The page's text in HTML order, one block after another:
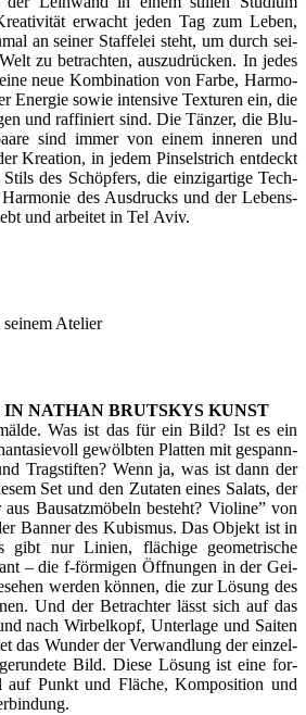
erwacht jeden Tag zum Leben,
an sei­ner Staf­fe­lei steht, um durch sei­
zu betrach­ten, aus­zu­drü­cken. In jedes
neue Kom­bi­na­ti­on von Far­be, Har­mo­
Ener­gie sowie inten­si­ve Tex­tu­ren ein, die
und raf­fi­niert sind. Die Tän­zer, die Blu­
sind immer von einem inne­ren und
Krea­ti­on, in jedem Pin­sel­strich ent­deckt
des Schöp­fers, die ein­zig­ar­ti­ge Tech­
des Aus­drucks und der Lebens­
und arbei­tet in Tel Aviv.
Atelier
NATHAN BRUTSKYS KUNST
Was ist das für ein Bild? Ist es ein
gewölb­ten Plat­ten mit gespann­
Trag­stif­ten? Wenn ja, was ist dann der
Set und den Zuta­ten eines Salats, der
Bau­satz­mö­beln besteht? Vio­li­ne” von
Ban­ner des Kubis­mus. Das Objekt ist in
gibt nur Lini­en, flä­chi­ge geo­me­tri­sche
– die f‑förmigen Öff­nun­gen in der Gei­
wer­den kön­nen, die zur Lösung des
Und der Betrach­ter lässt sich auf das
nach Wir­bel­kopf, Unter­la­ge und Sai­ten
das Wun­der der Ver­wand­lung der ein­zel­
Bild. Die­se Lösung ist eine for­
auf Punkt und Flä­che, Kom­po­si­ti­on und